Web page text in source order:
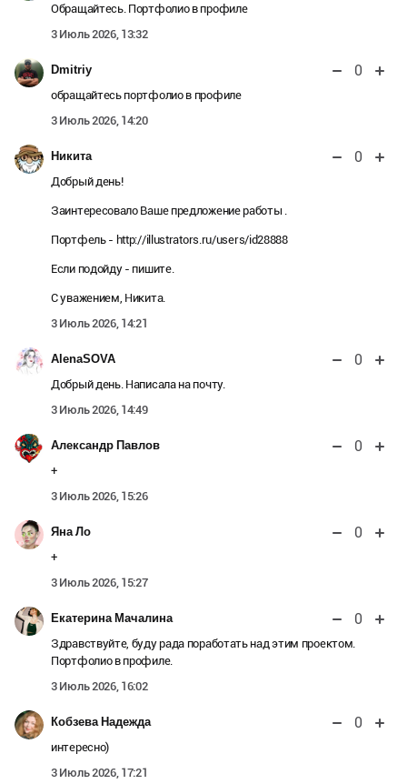
Обращайтесь. Портфолио в профиле
3 Июль 2026, 13:32
Dmitriy 0
обращайтесь портфолио в профиле
3 Июль 2026, 14:20
Никита 0
Добрый день!
Заинтересовало Ваше предложение работы .
Портфель - http://illustrators.ru/users/id28888
Если подойду - пишите.
С уважением, Никита.
3 Июль 2026, 14:21
AlenaSOVA 0
Добрый день. Написала на почту.
3 Июль 2026, 14:49
Александр Павлов 0
+
3 Июль 2026, 15:26
Яна Ло 0
+
3 Июль 2026, 15:27
Екатерина Мачалина 0
Здравствуйте, буду рада поработать над этим проектом.
Портфолио в профиле.
3 Июль 2026, 16:02
Кобзева Надежда 0
интересно)
3 Июль 2026, 17:21